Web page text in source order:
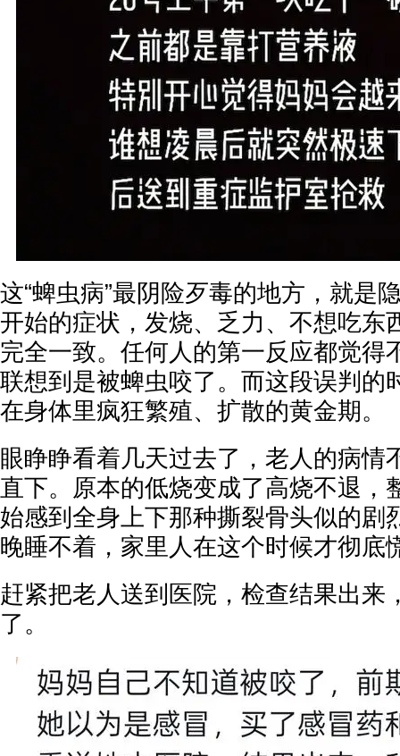
这“蜱虫病”最阴险歹毒的地方，就是
开始的症状，发烧、乏力、不想吃东
完全一致。任何人的第一反应都觉得
联想到是被蜱虫咬了。而这段误判的
在身体里疯狂繁殖、扩散的黄金期。
眼睁睁看着几天过去了，老人的病情
直下。原本的低烧变成了高烧不退，
始感到全身上下那种撕裂骨头似的剧
晚睡不着，家里人在这个时候才彻底
赶紧把老人送到医院，检查结果出来
了。